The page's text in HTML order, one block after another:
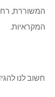
המשוררת,
המקראיות.
חשוב לנו